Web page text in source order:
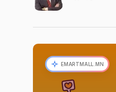
EMARTMALL.MN